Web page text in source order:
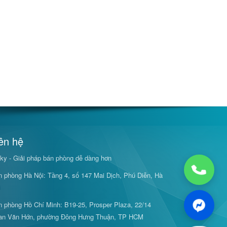
hệ
- Giải pháp bán phòng dễ dàng hơn
phòng Hà Nội: Tầng 4, số 147 Mai Dịch, Phú Diễn, Hà
phòng Hồ Chí Minh: B19-25, Prosper Plaza, 22/14
Văn Hớn, phường Đông Hưng Thuận, TP HCM